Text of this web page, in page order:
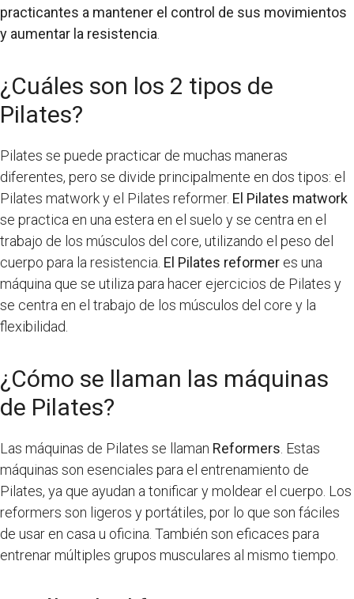
practicantes a mantener el control de sus movimientos
y aumentar la resistencia
¿Cuáles son los 2 tipos de
Pilates?
Pilates se puede practicar de muchas maneras
diferentes, pero se divide principalmente en dos tipos: el
Pilates matwork y el Pilates reformer. El Pilates matwork
se practica en una estera en el suelo y se centra en el
trabajo de los músculos del core, utilizando el peso del
cuerpo para la resistencia. El Pilates reformer es una
máquina que se utiliza para hacer ejercicios de Pilates y
se centra en el trabajo de los músculos del core y la
flexibilidad.
¿Cómo se llaman las máquinas
de Pilates?
Las máquinas de Pilates se llaman Reformers . Estas
máquinas son esenciales para el entrenamiento de
Pilates, ya que ayudan a tonificar y moldear el cuerpo. Los
reformers son ligeros y portátiles, por lo que son fáciles
de usar en casa u oficina. También son eficaces para
entrenar múltiples grupos musculares al mismo tiempo.